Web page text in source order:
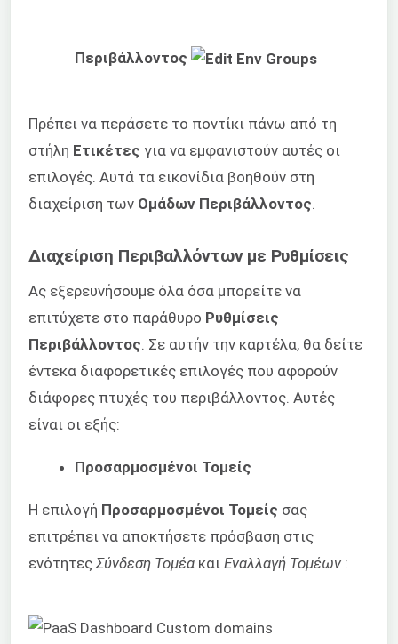
Περιβάλλοντος
Πρέπει να περάσετε το ποντίκι πάνω από τη
στήλη Ετικέτες για να εμφανιστούν αυτές οι
επιλογές. Αυτά τα εικονίδια βοηθούν στη
διαχείριση των Ομάδων Περιβάλλοντος
Διαχείριση Περιβαλλόντων με Ρυθμίσεις
Ας εξερευνήσουμε όλα όσα μπορείτε να
επιτύχετε στο παράθυρο Ρυθμίσεις
Περιβάλλοντος. Σε αυτήν την καρτέλα, θα δείτε
έντεκα διαφορετικές επιλογές που αφορούν
διάφορες πτυχές του περιβάλλοντος. Αυτές
είναι οι εξής:
Προσαρμοσμένοι Τομείς
Η επιλογή Προσαρμοσμένοι Τομείς σας
επιτρέπει να αποκτήσετε πρόσβαση στις
ενότητεςΣύνδεση Τομέα και Εναλλαγή Τομέων :